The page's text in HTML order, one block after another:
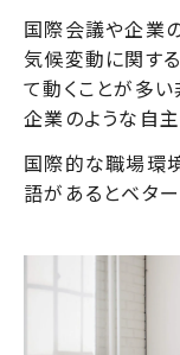
国際会議や企業
気候変動に関す
て動くことが多
企業のような自
国際的な職場環
語があるとベタ